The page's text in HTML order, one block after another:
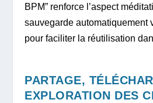
BPM” renforce l’aspect
sauvegarde automatiquement
pour faciliter la réutilisation
PARTAGE,
EXPLORATION DES